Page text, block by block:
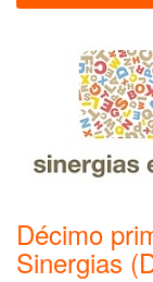
Décimo
Sinergias